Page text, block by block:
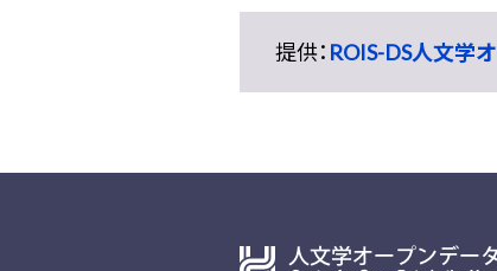
提供： ROIS-DS人文学